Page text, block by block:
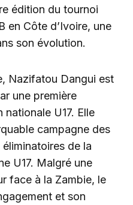
édition du tournoi
en Côte d’Ivoire, une
son évolution.
Nazifatou Dangui est
une première
U17. Elle
campagne des
de la
U17. Malgré une
face à la Zambie, le
et son